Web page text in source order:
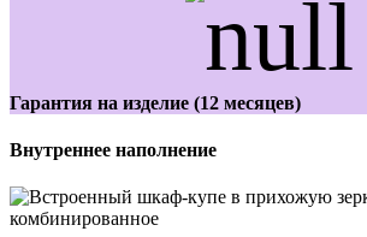
Гарантия на изделие (12 месяцев)
Внутреннее наполнение